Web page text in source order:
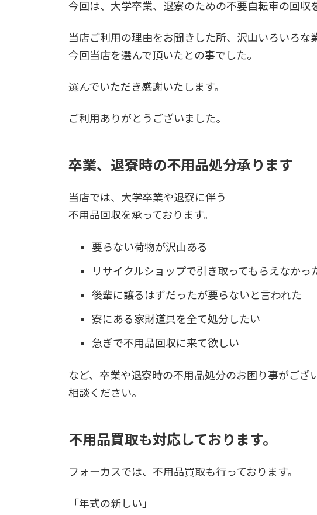
今回は、大学卒業、退寮のための不要自転車の回収
当店ご利用の理由をお聞きした所、沢山いろいろな
今回当店を選んで頂いたとの事でした。
選んでいただき感謝いたします。
ご利用ありがとうございました。
卒業、退寮時の不用品処分承ります
当店では、大学卒業や退寮に伴う
不用品回収を承っております。
要らない荷物が沢山ある
リサイクルショップで引き取ってもらえなかっ
後輩に譲るはずだったが要らないと言われた
寮にある家財道具を全て処分したい
急ぎで不用品回収に来て欲しい
など、卒業や退寮時の不用品処分のお困り事がご
相談ください。
不用品買取も対応しております。
フォーカスでは、不用品買取も行っております。
「年式の新しい」